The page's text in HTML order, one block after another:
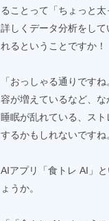
ることって「ちょっと
詳しくデータ分析をし
れるということですか！
「おっしゃる通りです
容が増えているなど、
睡眠が乱れている、ス
するかもしれないですね
AIアプリ「食トレ AI」
ょうか。